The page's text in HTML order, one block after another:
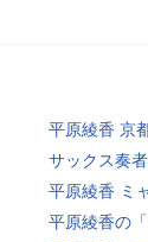
平原綾香 京
サックス奏
平原綾香 ミ
平原綾香の